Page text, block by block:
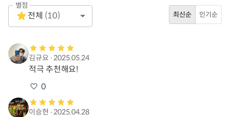
별점
1 Star
Empty
전체 (10) 최신순 인기순
김규요 ∙2025.05.24
적극 추천해요!
0
이승헌 ∙2025.04.28